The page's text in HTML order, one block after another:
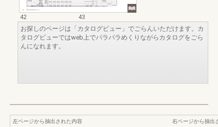
42
43
お探しのページは「カタログビュー」でごらんいただけます。カ
タログビューではweb上でパラパラめくりながらカタログをごら
んになれます。
左ページから抽出された内容
右ページから抽出